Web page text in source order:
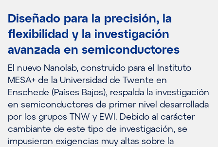
Diseñado para la precisión, la
flexibilidad y la investigación
avanzada en semiconductores
El nuevo Nanolab, construido para el Instituto
MESA+ de la Universidad de Twente en
Enschede (Países Bajos), respalda la investigación
en semiconductores de primer nivel desarrollada
por los grupos TNW y EWI. Debido al carácter
cambiante de este tipo de investigación, se
impusieron exigencias muy altas sobre la